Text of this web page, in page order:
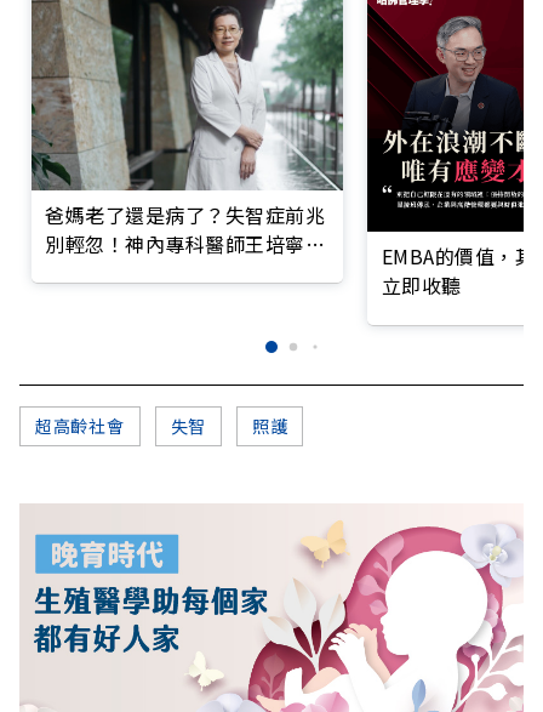
爸媽老了還是病了？失智症前兆
別輕忽！神內專科醫師王培寧呼
EMBA的價值，
立即收聽
超高齡社會 失智 照護